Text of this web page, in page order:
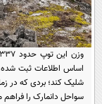
شلیک کند؛ بردی که در
سواحل دانمارک را فراهم